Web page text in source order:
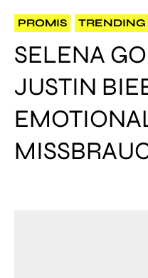
PROMIS
SELENA
JUSTIN